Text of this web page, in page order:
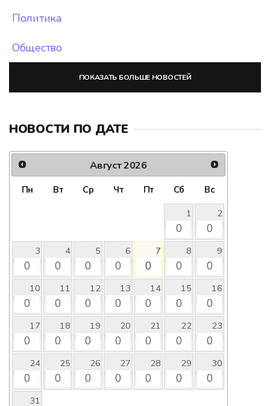
Политика
Общество
ПОКАЗАТЬ БОЛЬШЕ НОВОСТЕЙ
НОВОСТИ ПО ДАТЕ
Август2026
Пн Вт Ср Чт Пт Сб
Вс
1
0
2
0
3
0
4
0
5
0
6
0
7
0
8
0
9
0
10
0
11
0
12
0
13
0
14
0
15
0
16
0
17
0
18
0
19
0
20
0
21
0
22
0
23
0
24
0
25
0
26
0
27
0
28
0
29
0
30
0
31